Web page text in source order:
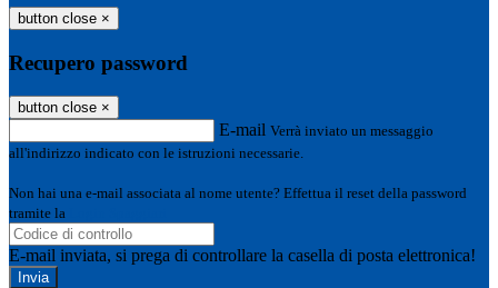
button close ×
Recupero password
button close ×
E-mail Verrà inviato un messaggio
all'indirizzo indicato con le istruzioni necessarie.
Non hai una e-mail associata al nome utente? Effettua il reset della password
tramite la
E-mail inviata, si prega di controllare la casella di posta elettronica!